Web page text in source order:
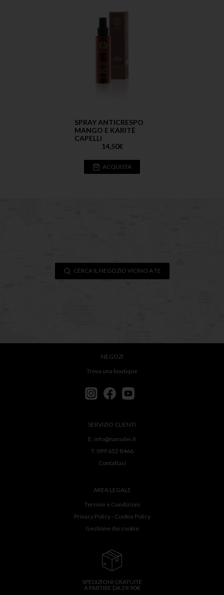
SPRAY ANTICRESPO
MANGO E KARITÈ
CAPELLI
14,50€
ACQUISTA
CERCA IL NEGOZIO VICINO A TE
NEGOZI
Trova una boutique
SERVIZIO CLIENTI
E: info@namalei.it
T: 099 652 8466
Contattaci
AREA LEGALE
Termini e Condizioni
Privacy Policy- Cookie Policy
Gestione dei cookie
SPEDIZIONI GRATUITE
A PARTIRE DA 29.90€